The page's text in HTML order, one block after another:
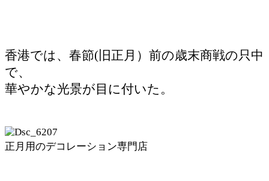
香港では、春節(旧正月）前の歳末商戦の只中
で、
華やかな光景が目に付いた。
正月用のデコレーション専門店